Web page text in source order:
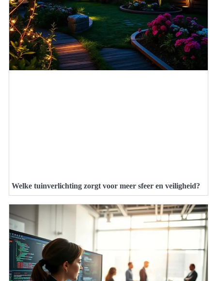
Welke tuinverlichting zorgt voor meer sfeer en veiligheid?